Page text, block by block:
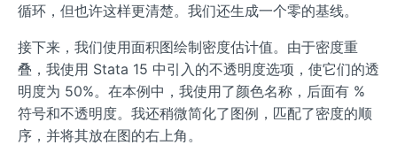
循环，但也许这样更清楚。我们还生成一个零的基线。
接下来，我们使用面积图绘制密度估计值。由于密度重
叠，我使用 Stata 15 中引入的不透明度选项，使它们的透
明度为 50%。在本例中，我使用了颜色名称，后面有 %
符号和不透明度。我还稍微简化了图例，匹配了密度的顺
序，并将其放在图的右上角。